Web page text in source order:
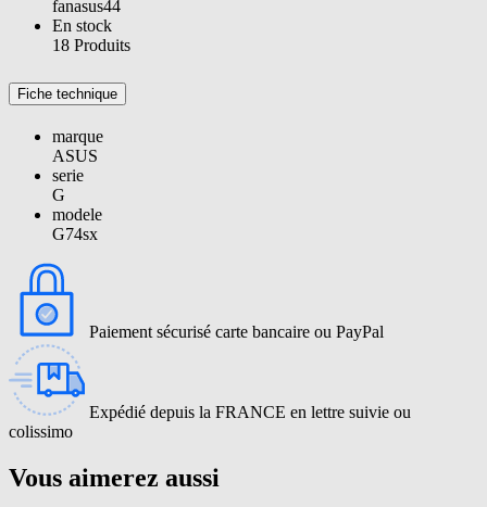
fanasus44
En stock
18 Produits
Fiche technique
marque
ASUS
serie
G
modele
G74sx
Paiement sécurisé carte bancaire ou PayPal
Expédié depuis la FRANCE en lettre suivie ou
colissimo
Vous aimerez aussi